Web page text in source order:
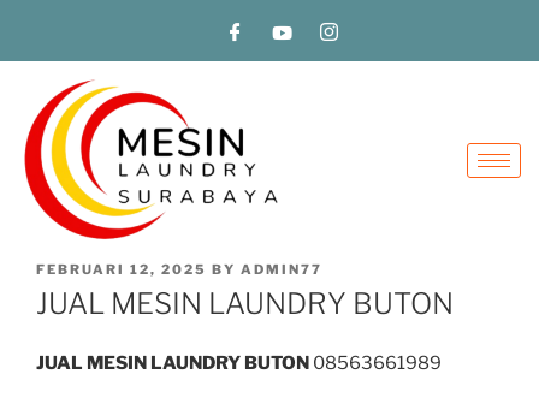
FEBRUARI 12, 2025 BY ADMIN77
JUAL MESIN LAUNDRY BUTON
JUAL MESIN LAUNDRY BUTON 08563661989